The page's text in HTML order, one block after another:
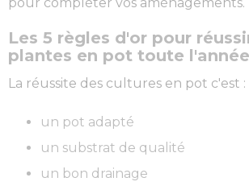
Les 5 règles d'or pour
plantes en pot toute
La réussite des cultures en pot c'est :
un pot adapté
un substrat de qualité
un bon drainage